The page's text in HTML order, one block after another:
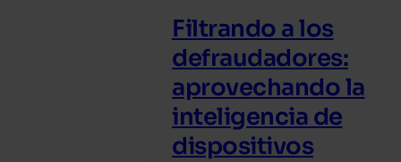
Filtrando a los
defraudadores:
aprovechando la
inteligencia de
dispositivos